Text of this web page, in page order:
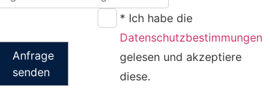
Anfrage
senden
* Ich habe die
Datenschutzbestimmungen
gelesen und akzeptiere
diese.